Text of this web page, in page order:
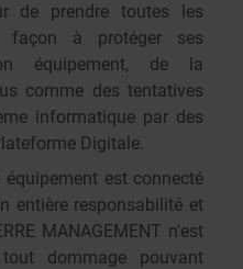
de prendre toutes les
façon à protéger ses
équipement, de la
comme des tentatives
informatique par des
Digitale.
équipement est connecté
entière responsabilité et
MANAGEMENT n'est
dommage pouvant